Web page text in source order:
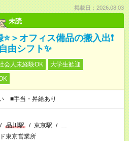
掲載日：2026.08.03
未読
＞オフィス備品の搬入出❗
由シフト✨
会人未経験OK
大学生歓迎
■手当・昇給あり
/ 品川駅 / 東京駅 / …
東京営業所